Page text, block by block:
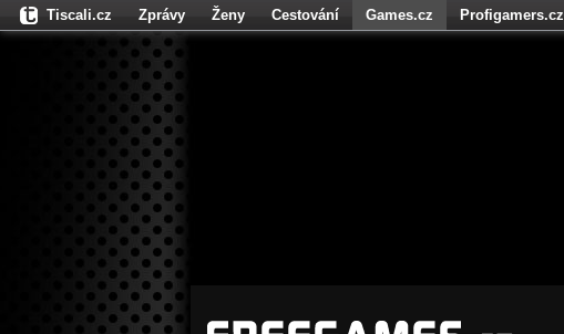
Tiscali.cz Zprávy Ženy Cestování Games.cz Profigamers.cz
Fights.cz